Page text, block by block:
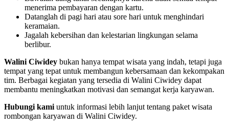
menerima pembayaran dengan kartu.
Datanglah di pagi hari atau sore hari untuk menghindari
keramaian.
Jagalah kebersihan dan kelestarian lingkungan selama
berlibur.
Walini Ciwidey bukan hanya tempat wisata yang indah, tetapi juga
tempat yang tepat untuk membangun kebersamaan dan kekompakan
tim. Berbagai kegiatan yang tersedia di Walini Ciwidey dapat
membantu meningkatkan motivasi dan semangat kerja karyawan.
Hubungi kami untuk informasi lebih lanjut tentang paket wisata
rombongan karyawan di Walini Ciwidey.